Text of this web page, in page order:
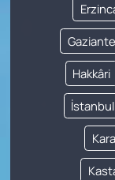
Hakkâri
İstanbul